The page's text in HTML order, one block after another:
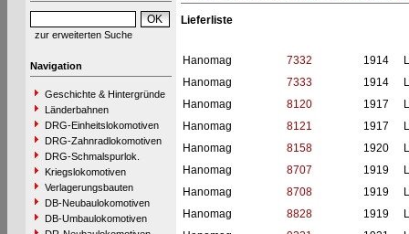
zur erweiterten Suche
Navigation
Geschichte & Hintergründe
Länderbahnen
DRG-Einheitslokomotiven
DRG-Zahnradlokomotiven
DRG-Schmalspurlok.
Kriegslokomotiven
Verlagerungsbauten
DB-Neubaulokomotiven
DB-Umbaulokomotiven
Lieferliste
Hanomag 7332 1914
Hanomag
7333 1914
Hanomag
8120 1917
Hanomag
8121 1917
Hanomag
8158 1920
Hanomag
8707 1919
Hanomag
8708 1919
Hanomag
8828 1919